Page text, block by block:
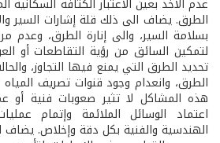
الطرق. يضاف الى ذلك قلة إشارات السير
بسلامة السير، والى إنارة الطرق، وعدم
لتمكين السائق من رؤية التقاطعات أو
تحديد الطرق التي يمنع فيها التجاوز،
الطرق، وانعدام وجود قنوات تصريف
هذه المشاكل لا تثير صعوبات فنية أو
اعتماد الوسائل الملائمة وإتمام
الهندسية والفنية بكل دقة وإخلاص. يضاف